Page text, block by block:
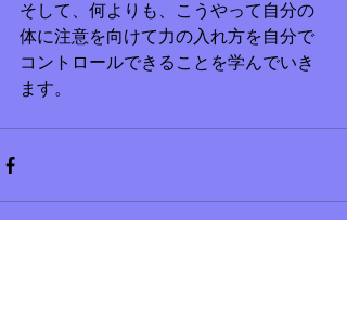
そして、何よりも、こうやって自分の
体に注意を向けて力の入れ方を自分で
コントロールできることを学んでいき
ます。